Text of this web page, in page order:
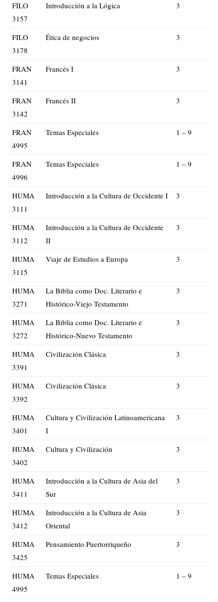
FILO
3157
Introducción a la Lógica 3
FILO
3178
Ética de negocios 3
FRAN
3141
Francés I 3
FRAN
3142
Francés II 3
FRAN
4995
Temas Especiales 1 – 9
FRAN
4996
Temas Especiales 1 – 9
HUMA
3111
Introducción a la Cultura de Occidente I 3
HUMA
3112
Introducción a la Cultura de Occidente
II
3
HUMA
3115
Viaje de Estudios a Europa 3
HUMA
3271
La Biblia como Doc. Literario e
Histórico-Viejo Testamento
3
HUMA
3272
La Biblia como Doc. Literario e
Histórico-Nuevo Testamento
3
HUMA
3391
Civilización Clásica 3
HUMA
3392
Civilización Clásica 3
HUMA
3401
Cultura y Civilización Latinoamericana
I
3
HUMA
3402
Cultura y Civilización 3
HUMA
3411
Introducción a la Cultura de Asia del
Sur
3
HUMA
3412
Introducción a la Cultura de Asia
Oriental
3
HUMA
3425
Pensamiento Puertorriqueño 3
HUMA
4995
Temas Especiales 1 – 9